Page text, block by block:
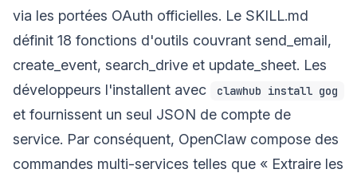
via les portées OAuth officielles. Le SKILL.md
définit 18 fonctions d'outils couvrant send_email,
create_event, search_drive et update_sheet. Les
développeurs l'installent avec
clawhub install gog
et fournissent un seul JSON de compte de
service. Par conséquent, OpenClaw compose des
commandes multi-services telles que « Extraire les